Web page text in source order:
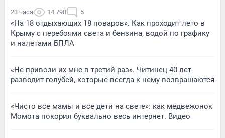
23 часа 14 798 5
«На 18 отдыхающих 18 поваров». Как проходит лето в
Крыму с перебоями света и бензина, водой по графику
и налетами БПЛА
«Не привози их мне в третий раз». Читинец 40 лет
разводит голубей, которые всегда к нему возвращаются
«Чисто все мамы и все дети на свете»: как медвежонок
Момота покорил буквально весь интернет. Видео